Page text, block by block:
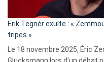
Erik Tegnér exulte : «
tripes »
Le 18 novembre 2025, Éric
Glucksmann lors d’un débat